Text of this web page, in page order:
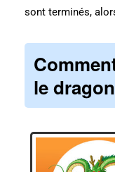
sont terminés,
le